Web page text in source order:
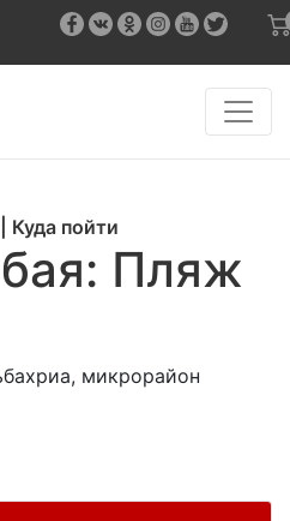
Куда пойти
Пляж
микрорайон